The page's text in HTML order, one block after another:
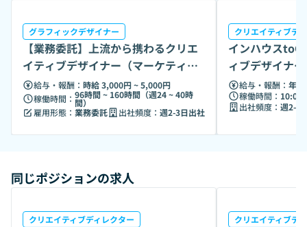
グラフィックデザイナー
【業務委託】上流から携わるクリエ
イティブデザイナー（マーケティン
グ領域）
給与・報酬： 時給 3,000円 ~ 5,000円
稼働時間： 96時間 ~ 160時間（週24 ~ 40時
間）
雇用形態： 業務委託 出社頻度： 週2-3日出社
クリエイティブデ
インハウスtoC
ィブデザイナ
域）給与・報酬： 年
稼働時間： 10:00
出社頻度： 週2-3
同じポジションの求人
クリエイティブディレクター クリエイティブデ